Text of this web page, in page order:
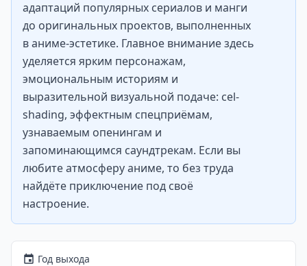
адаптаций популярных сериалов и манги
до оригинальных проектов, выполненных
в аниме-эстетике. Главное внимание здесь
уделяется ярким персонажам,
эмоциональным историям и
выразительной визуальной подаче: cel-
shading, эффектным спецприёмам,
узнаваемым опенингам и
запоминающимся саундтрекам. Если вы
любите атмосферу аниме, то без труда
найдёте приключение под своё
настроение.
Год выхода